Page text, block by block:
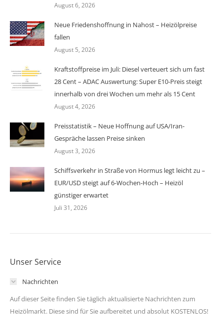
August 6, 2026
Neue Friedenshoffnung in Nahost – Heizölpreise
fallen
August 5, 2026
Kraftstoffpreise im Juli: Diesel verteuert sich um fast
28 Cent – ADAC Auswertung: Super E10-Preis steigt
innerhalb von drei Wochen um mehr als 15 Cent
August 4, 2026
Preisstatistik – Neue Hoffnung auf USA/Iran-
Gespräche lassen Preise sinken
August 3, 2026
Schiffsverkehr in Straße von Hormus legt leicht zu –
EUR/USD steigt auf 6-Wochen-Hoch – Heizöl
günstiger erwartet
Juli 31, 2026
Unser Service
Nachrichten
Auf dieser Seite finden Sie täglich aktualisierte Nachrichten zum
Heizölmarkt. Diese sind für Sie aufbereitet und absolut KOSTENLOS!